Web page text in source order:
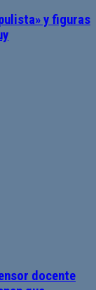
y figuras
docente